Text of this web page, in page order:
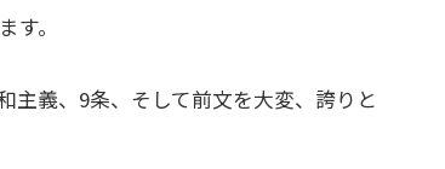
。
主義、9条、そして前文を大変、誇りと